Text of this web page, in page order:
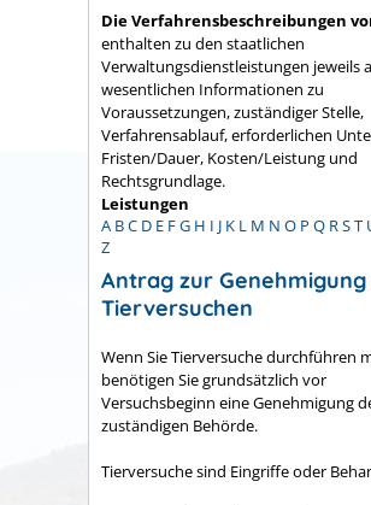
Die Verfahrensbeschreibungen
enthalten zu den staatlichen
Verwaltungsdienstleistungen jeweils
wesentlichen Informationen zu
Voraussetzungen, zuständiger Stelle,
Verfahrensablauf, erforderlichen
Fristen/Dauer, Kosten/Leistung und
Rechtsgrundlage.
Leistungen
A BC D E FG H I J K L M N O P Q RST
Z
Antrag zur Genehmigung
Tierversuchen
Wenn Sie Tierversuche durchführen
benötigen Sie grundsätzlich vor
Versuchsbeginn eine Genehmigung
zuständigen Behörde.
Tierversuche sind Eingriffe oder